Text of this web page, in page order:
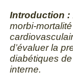
Introduction :
morbi-
d’évaluer la
diabétiques
interne.